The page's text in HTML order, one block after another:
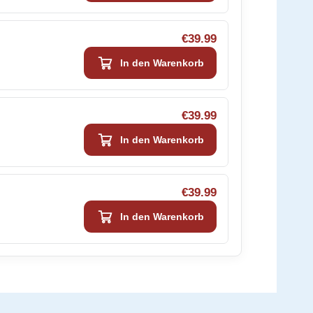
€39.99
In den Warenkorb
€39.99
In den Warenkorb
€39.99
In den Warenkorb